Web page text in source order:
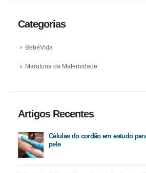
Categorias
BebéVida
Maratona da Maternidade
Artigos Recentes
Células do cordão em estudo
pele